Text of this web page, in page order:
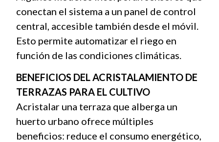
conectan el sistema a un panel de control
central, accesible también desde el móvil.
Esto permite automatizar el riego en
función de las condiciones climáticas.
BENEFICIOS DEL ACRISTALAMIENTO DE
TERRAZAS PARA EL CULTIVO
Acristalar una terraza que alberga un
huerto urbano ofrece múltiples
beneficios: reduce el consumo energético,